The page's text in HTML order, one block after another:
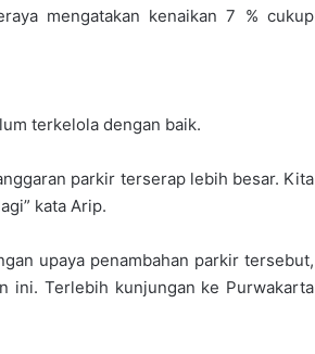
mengatakan kenaikan 7 % cukup
terkelola dengan baik.
parkir terserap lebih besar. Kita
kata Arip.
upaya penambahan parkir tersebut,
ini. Terlebih kunjungan ke Purwakarta